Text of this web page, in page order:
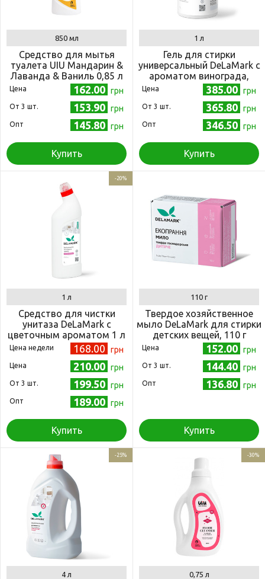
850 мл
Средство для мытья
туалета UIU Мандарин &
Лаванда & Ваниль 0,85 л
Цена 162.00 грн
Oт 3 шт. 153.90 грн
Опт 145.80 грн
Купить
1 л
Гель для стирки
универсальный DeLaMark с
ароматом винограда,
бергамота и лимона 1 л
Цена 385.00 грн
Oт 3 шт. 365.80 грн
Опт 346.50 грн
Купить
-20%
1 л
Средство для чистки
унитаза DeLaMark с
цветочным ароматом 1 л
Цена недели 168.00 грн
Цена 210.00 грн
Oт 3 шт. 199.50 грн
Опт 189.00 грн
Купить
110 г
Твердое хозяйственное
мыло DeLaMark для стирки
детских вещей, 110 г
Цена 152.00 грн
Oт 3 шт. 144.40 грн
Опт 136.80 грн
Купить
-25%
4 л
-30%
0,75 л